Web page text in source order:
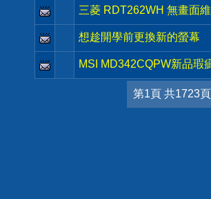
三菱 RDT262WH 無畫面
想趁開學前更換新的螢幕
MSI MD342CQPW新品瑕
第1頁 共1723頁